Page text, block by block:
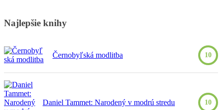
Najlepšie knihy
Černobyľská modlitba 10
Daniel Tammet: Narodený v modrú stredu 10